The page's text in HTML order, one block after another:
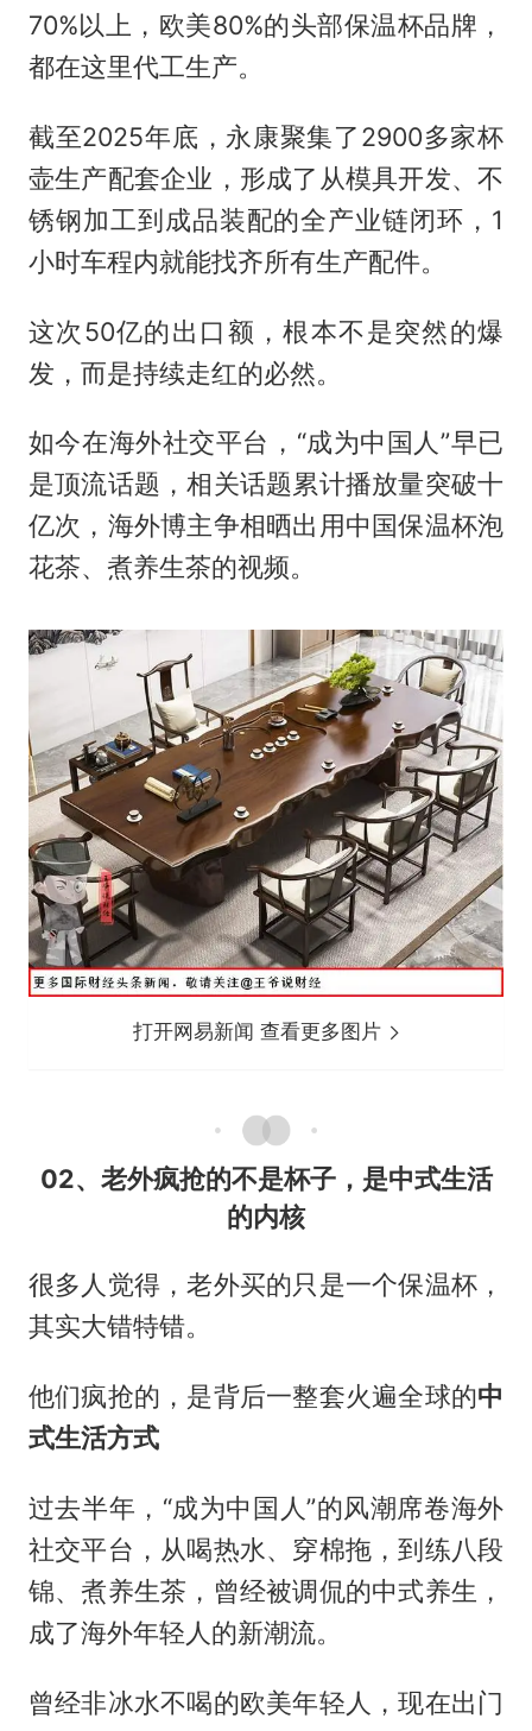
70%以上，欧美80%的头部保温杯品牌，
都在这里代工生产。
截至2025年底，永康聚集了2900多家杯
壶生产配套企业，形成了从模具开发、不
锈钢加工到成品装配的全产业链闭环，1
小时车程内就能找齐所有生产配件。
这次50亿的出口额，根本不是突然的爆
发，而是持续走红的必然。
如今在海外社交平台，“成为中国人”早已
是顶流话题，相关话题累计播放量突破十
亿次，海外博主争相晒出用中国保温杯泡
花茶、煮养生茶的视频。
打开网易新闻 查看更多图片
02、老外疯抢的不是杯子，是中式生活
的内核
很多人觉得，老外买的只是一个保温杯，
其实大错特错。
他们疯抢的，是背后一整套火遍全球的中
式生活方式
过去半年，“成为中国人”的风潮席卷海外
社交平台，从喝热水、穿棉拖，到练八段
锦、煮养生茶，曾经被调侃的中式养生，
成了海外年轻人的新潮流。
曾经非冰水不喝的欧美年轻人，现在出门